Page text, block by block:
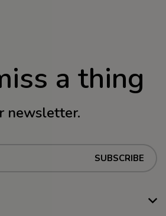
a thing
newsletter.
SUBSCRIBE